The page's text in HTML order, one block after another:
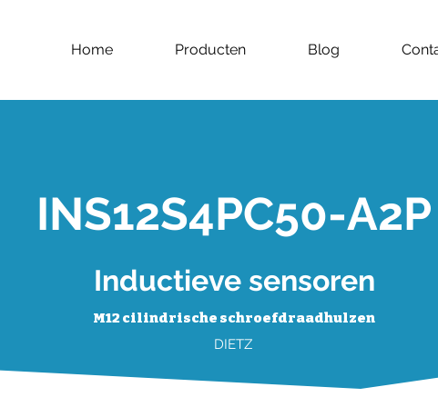
Home Producten Blog
Inductieve sensoren
M12 cilindrische schroefdraadhulzen
DIETZ
INS12S4PC50-A2P